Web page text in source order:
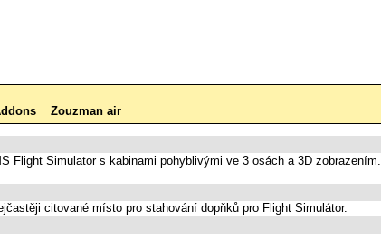
Zouzman air
Flight Simulator s kabinami pohyblivými ve 3 osách a 3D zobrazením.
citované místo pro stahování dopňků pro Flight Simulátor.